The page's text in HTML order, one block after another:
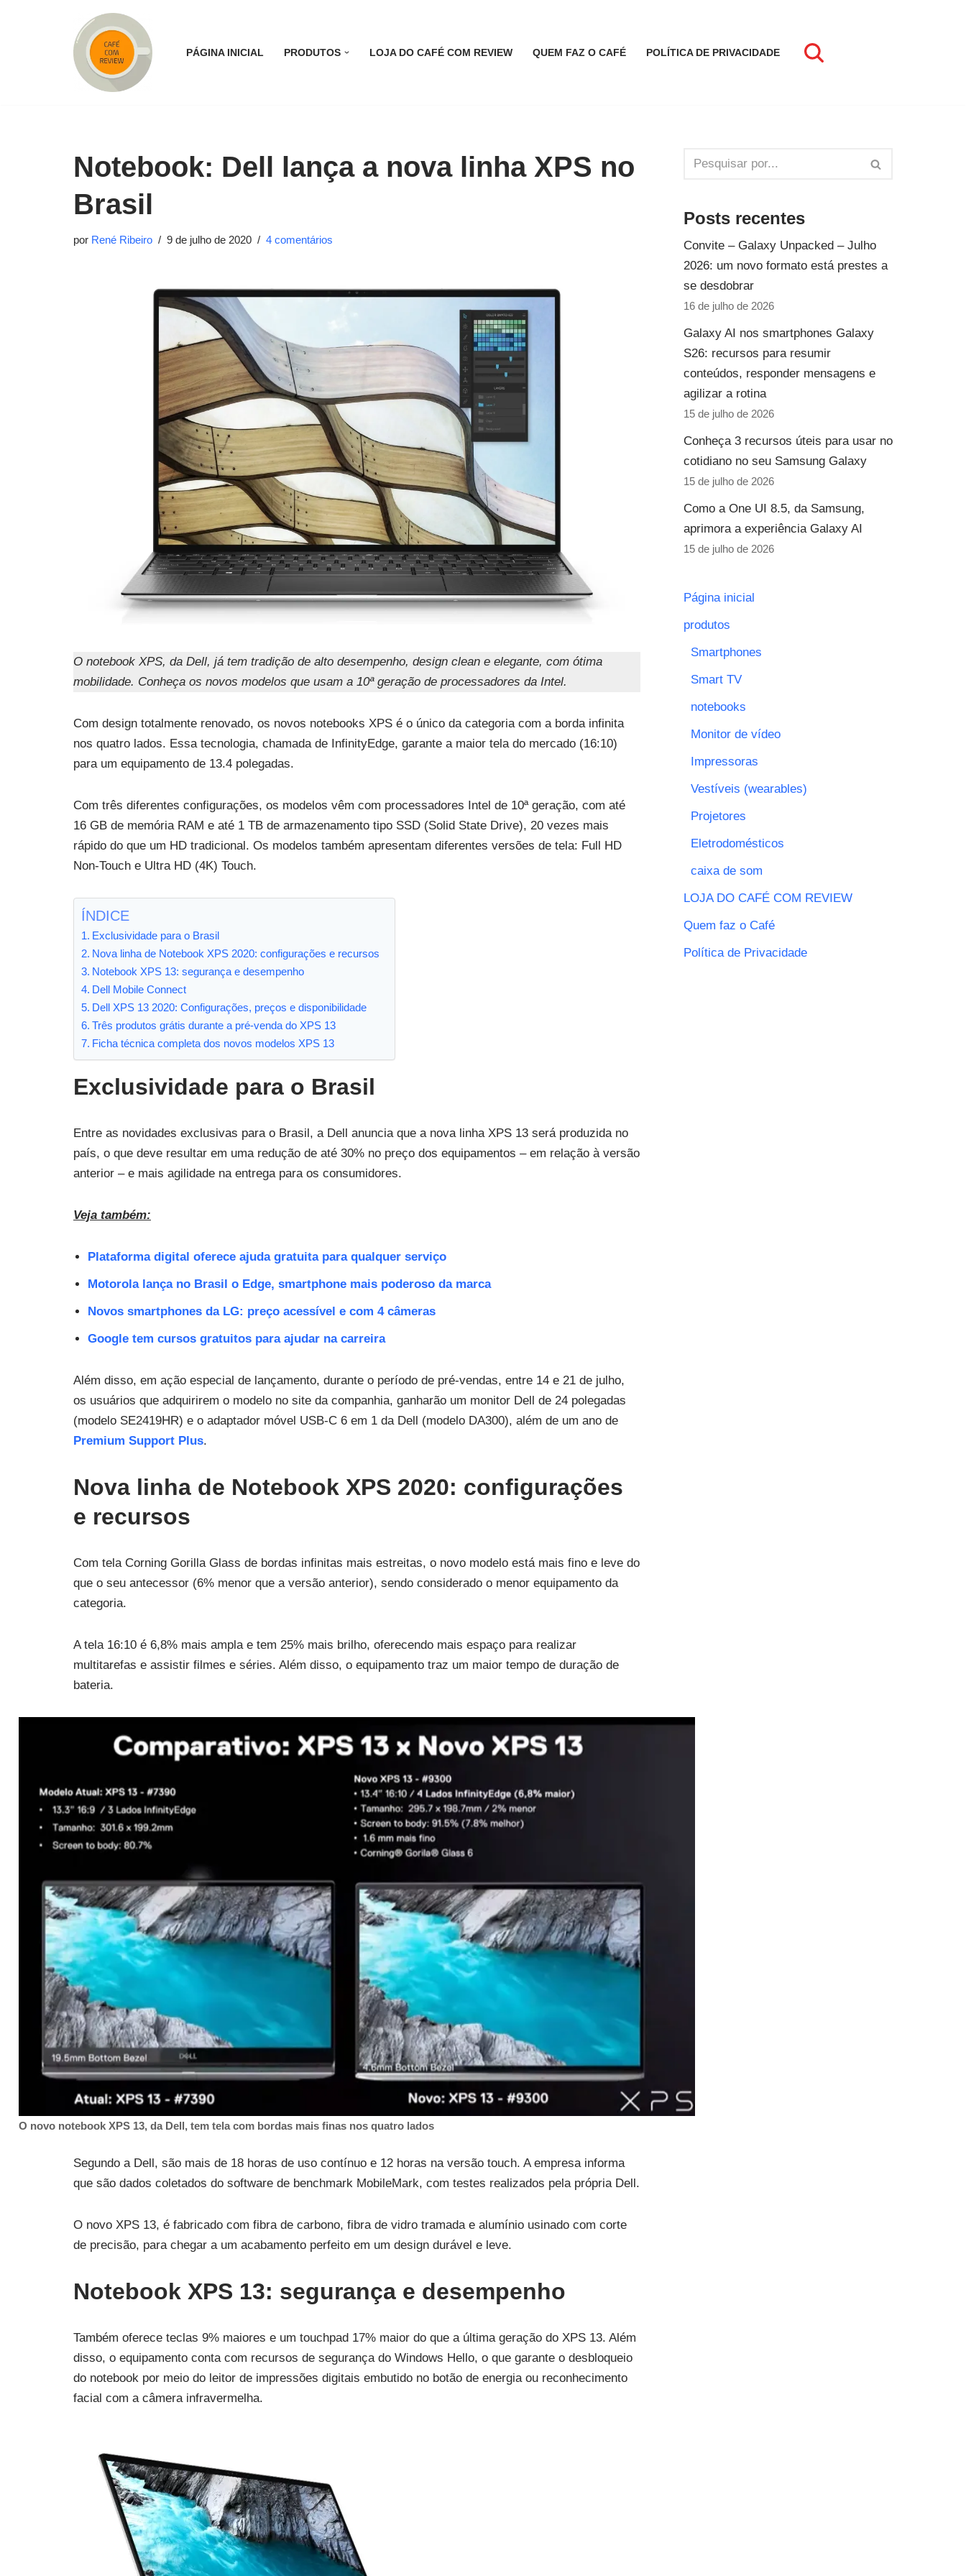
PÁGINA INICIAL PRODUTOS LOJA DO CAFÉ COM REVIEW QUEM FAZ O CAFÉ POLÍTICA DE PRIVACIDADE
Notebook: Dell lança a nova linha XPS no
Brasil
por René Ribeiro 9 de julho de 2020 4 comentários
O notebook XPS, da Dell, já tem tradição de alto desempenho, design clean e elegante, com ótima
mobilidade. Conheça os novos modelos que usam a 10ª geração de processadores da Intel.
Com design totalmente renovado, os novos notebooks XPS é o único da categoria com a borda infinita
nos quatro lados. Essa tecnologia, chamada de InfinityEdge, garante a maior tela do mercado (16:10)
para um equipamento de 13.4 polegadas.
Com três diferentes configurações, os modelos vêm com processadores Intel de 10ª geração, com até
16 GB de memória RAM e até 1 TB de armazenamento tipo SSD (Solid State Drive), 20 vezes mais
rápido do que um HD tradicional. Os modelos também apresentam diferentes versões de tela: Full HD
Non-Touch e Ultra HD (4K) Touch.
ÍNDICE
Exclusividade para o Brasil
Nova linha de Notebook XPS 2020: configurações e recursos
Notebook XPS 13: segurança e desempenho
Dell Mobile Connect
Dell XPS 13 2020: Configurações, preços e disponibilidade
Três produtos grátis durante a pré-venda do XPS 13
Ficha técnica completa dos novos modelos XPS 13
Exclusividade para o Brasil
Entre as novidades exclusivas para o Brasil, a Dell anuncia que a nova linha XPS 13 será produzida no
país, o que deve resultar em uma redução de até 30% no preço dos equipamentos – em relação à versão
anterior – e mais agilidade na entrega para os consumidores.
Veja também:
Plataforma digital oferece ajuda gratuita para qualquer serviço
Motorola lança no Brasil o Edge, smartphone mais poderoso da marca
Novos smartphones da LG: preço acessível e com 4 câmeras
Google tem cursos gratuitos para ajudar na carreira
Além disso, em ação especial de lançamento, durante o período de pré-vendas, entre 14 e 21 de julho,
os usuários que adquirirem o modelo no site da companhia, ganharão um monitor Dell de 24 polegadas
(modelo SE2419HR) e o adaptador móvel USB-C 6 em 1 da Dell (modelo DA300), além de um ano de
Premium Support Plus.
Nova linha de Notebook XPS 2020: configurações
e recursos
Com tela Corning Gorilla Glass de bordas infinitas mais estreitas, o novo modelo está mais fino e leve do
que o seu antecessor (6% menor que a versão anterior), sendo considerado o menor equipamento da
categoria.
A tela 16:10 é 6,8% mais ampla e tem 25% mais brilho, oferecendo mais espaço para realizar
multitarefas e assistir filmes e séries. Além disso, o equipamento traz um maior tempo de duração de
bateria.
O novo notebook XPS 13, da Dell, tem tela com bordas mais finas nos quatro lados
Segundo a Dell, são mais de 18 horas de uso contínuo e 12 horas na versão touch. A empresa informa
que são dados coletados do software de benchmark MobileMark, com testes realizados pela própria Dell.
O novo XPS 13, é fabricado com fibra de carbono, fibra de vidro tramada e alumínio usinado com corte
de precisão, para chegar a um acabamento perfeito em um design durável e leve.
Notebook XPS 13: segurança e desempenho
Também oferece teclas 9% maiores e um touchpad 17% maior do que a última geração do XPS 13. Além
disso, o equipamento conta com recursos de segurança do Windows Hello, o que garante o desbloqueio
do notebook por meio do leitor de impressões digitais embutido no botão de energia ou reconhecimento
facial com a câmera infravermelha.
Posts recentes
Convite – Galaxy Unpacked – Julho
2026: um novo formato está prestes a
se desdobrar
16 de julho de 2026
Galaxy AI nos smartphones Galaxy
S26: recursos para resumir
conteúdos, responder mensagens e
agilizar a rotina
15 de julho de 2026
Conheça 3 recursos úteis para usar no
cotidiano no seu Samsung Galaxy
15 de julho de 2026
Como a One UI 8.5, da Samsung,
aprimora a experiência Galaxy AI
15 de julho de 2026
Página inicial
produtos
Smartphones
Smart TV
notebooks
Monitor de vídeo
Impressoras
Vestíveis (wearables)
Projetores
Eletrodomésticos
caixa de som
LOJA DO CAFÉ COM REVIEW
Quem faz o Café
Política de Privacidade